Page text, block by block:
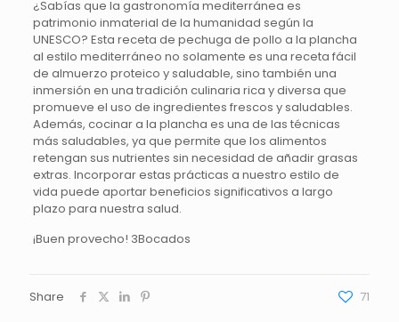
¿Sabías que la gastronomía mediterránea es
patrimonio inmaterial de la humanidad según la
UNESCO? Esta receta de pechuga de pollo a la plancha
al estilo mediterráneo no solamente es una receta fácil
de almuerzo proteico y saludable, sino también una
inmersión en una tradición culinaria rica y diversa que
promueve el uso de ingredientes frescos y saludables.
Además, cocinar a la plancha es una de las técnicas
más saludables, ya que permite que los alimentos
retengan sus nutrientes sin necesidad de añadir grasas
extras. Incorporar estas prácticas a nuestro estilo de
vida puede aportar beneficios significativos a largo
plazo para nuestra salud.
¡Buen provecho! 3Bocados
Share 71